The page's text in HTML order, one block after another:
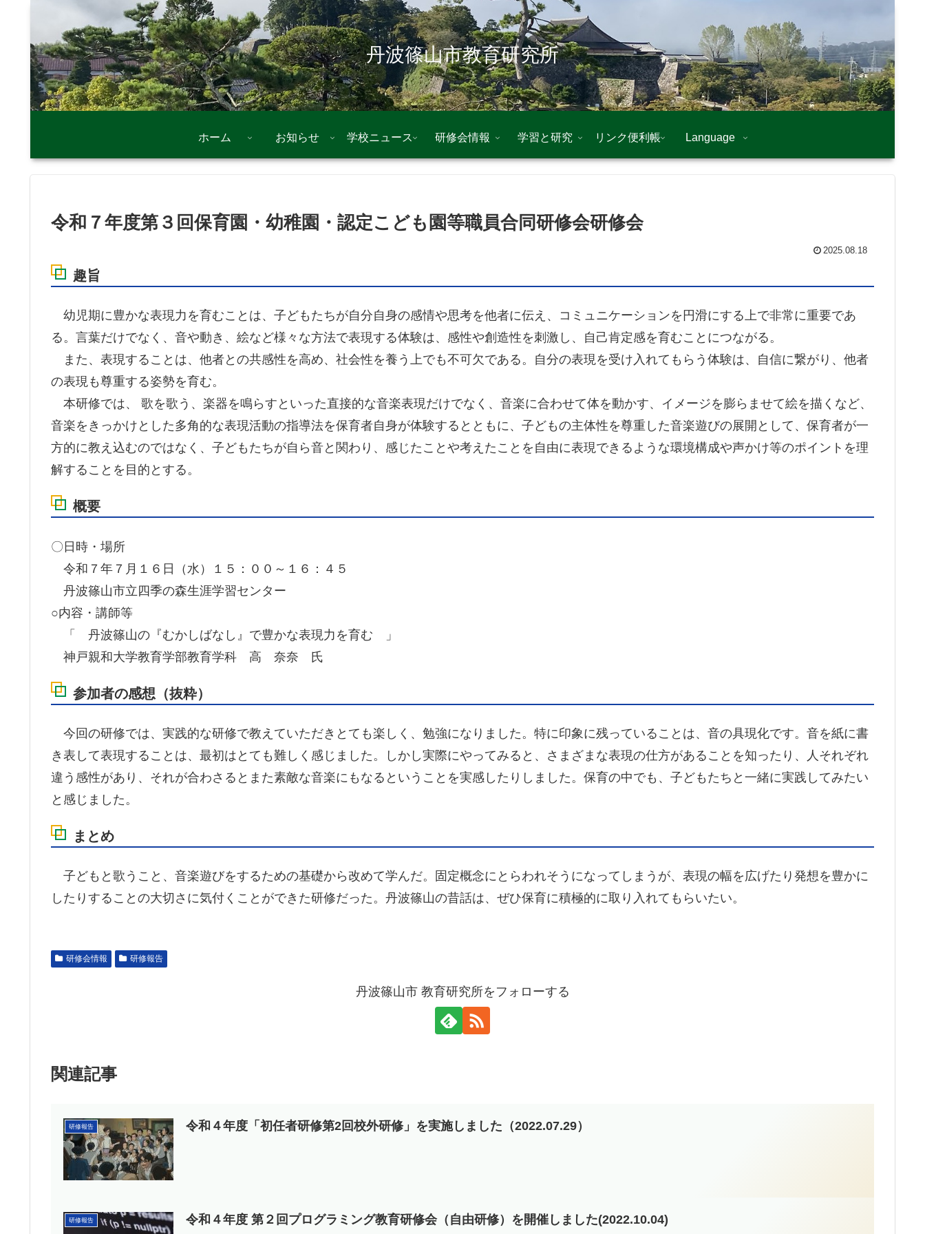
丹波篠山市教育研究所
ホーム お知らせ 学校ニュース 研修会情報 学習と研究 リンク便利帳 Language
令和７年度第３回保育園・幼稚園・認定こども園等職員合同研修会研修会
2025.08.18
趣旨
幼児期に豊かな表現力を育むことは、子どもたちが自分自身の感情や思考を他者に伝え、コミュニケーションを円滑にする上で非常に重要であ
る。言葉だけでなく、音や動き、絵など様々な方法で表現する体験は、感性や創造性を刺激し、自己肯定感を育むことにつながる。
また、表現することは、他者との共感性を高め、社会性を養う上でも不可欠である。自分の表現を受け入れてもらう体験は、自信に繋がり、他者
の表現も尊重する姿勢を育む。
本研修では、 歌を歌う、楽器を鳴らすといった直接的な音楽表現だけでなく、音楽に合わせて体を動かす、イメージを膨らませて絵を描くなど、
音楽をきっかけとした多角的な表現活動の指導法を保育者自身が体験するとともに、子どもの主体性を尊重した音楽遊びの展開として、保育者が一
方的に教え込むのではなく、子どもたちが自ら音と関わり、感じたことや考えたことを自由に表現できるような環境構成や声かけ等のポイントを理
解することを目的とする。
概要
〇日時・場所
令和７年７月１６日（水）１５：００～１６：４５
丹波篠山市立四季の森生涯学習センター
○内容・講師等
「 丹波篠山の『むかしばなし』で豊かな表現力を育む 」
神戸親和大学教育学部教育学科 高 奈奈 氏
参加者の感想（抜粋）
今回の研修では、実践的な研修で教えていただきとても楽しく、勉強になりました。特に印象に残っていることは、音の具現化です。音を紙に書
き表して表現することは、最初はとても難しく感じました。しかし実際にやってみると、さまざまな表現の仕方があることを知ったり、人それぞれ
違う感性があり、それが合わさるとまた素敵な音楽にもなるということを実感したりしました。保育の中でも、子どもたちと一緒に実践してみたい
と感じました。
まとめ
子どもと歌うこと、音楽遊びをするための基礎から改めて学んだ。固定概念にとらわれそうになってしまうが、表現の幅を広げたり発想を豊かに
したりすることの大切さに気付くことができた研修だった。丹波篠山の昔話は、ぜひ保育に積極的に取り入れてもらいたい。
研修会情報 研修報告
丹波篠山市 教育研究所をフォローする
関連記事
研修報告 令和４年度「初任者研修第2回校外研修」を実施しました（2022.07.29）
研修報告 令和４年度 第２回プログラミング教育研修会（自由研修）を開催しました(2022.10.04)